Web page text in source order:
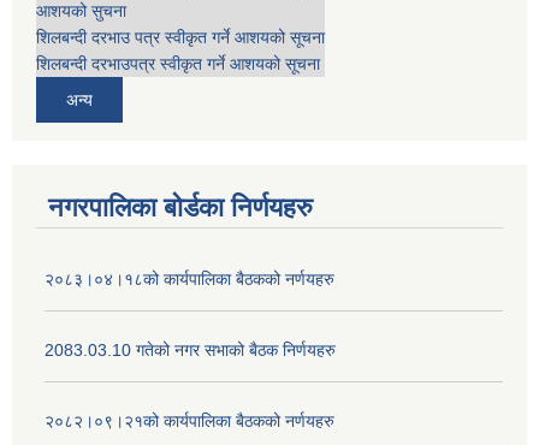
आशयको सुचना
शिलबन्दी दरभाउ पत्र स्वीकृत गर्ने आशयको सूचना
शिलबन्दी दरभाउपत्र स्वीकृत गर्ने आशयको सूचना
अन्य
नगरपालिका बोर्डका निर्णयहरु
२०८३।०४।१८को कार्यपालिका बैठकको नर्णयहरु
2083.03.10 गतेको नगर सभाको बैठक निर्णयहरु
२०८२।०९।२१को कार्यपालिका बैठकको नर्णयहरु